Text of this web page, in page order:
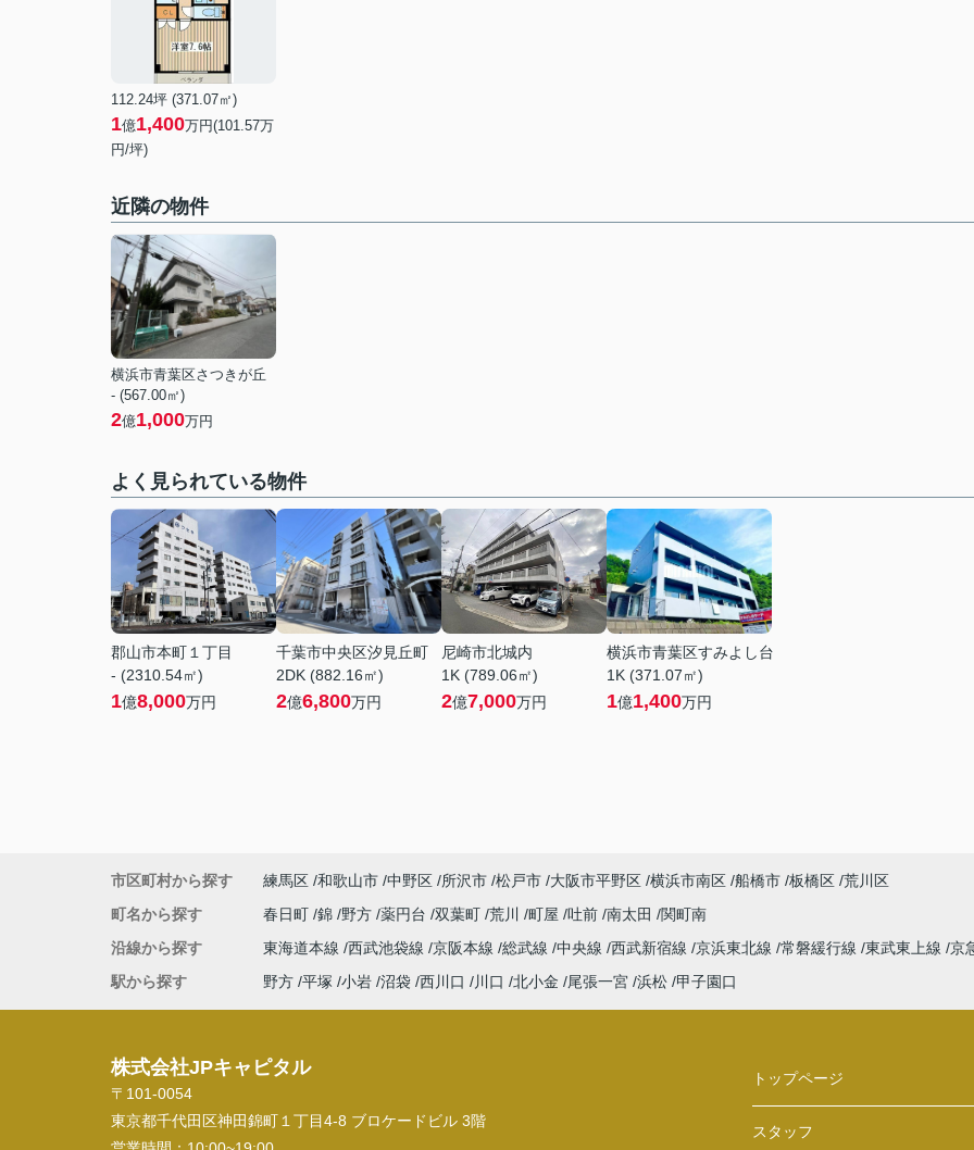
112.24坪 (371.07㎡)
1億1,400万円(101.57万
円/坪)
近隣の物件
横浜市青葉区さつきが丘
- (567.00㎡)
2億1,000万円
よく見られている物件
郡山市本町１丁目
- (2310.54㎡)
1億8,000万円
千葉市中央区汐見丘町
2DK (882.16㎡)
2億6,800万円
尼崎市北城内
1K (789.06㎡)
2億7,000万円
横浜市青葉区すみよし台
1K (371.07㎡)
1億1,400万円
市区町村から探す 練馬区 和歌山市 中野区 所沢市 松戸市 大阪市平野区 横浜市南区 船橋市 板橋区 荒川区
町名から探す
春日町 錦 野方 薬円台 双葉町 荒川 町屋 吐前 南太田
関町南
沿線から探す
東海道本線 西武池袋線 京阪本線 総武線 中央線 西武新宿線 京浜東北線 常磐緩行線 東武東上線 京
駅から探す
野方 平塚 小岩 沼袋 西川口 川口 北小金 尾張一宮 浜松 甲子園口
株式会社JPキャピタル
〒101-0054
東京都千代田区神田錦町１丁目4-8 ブロケードビル 3階
トップページ
スタッフ